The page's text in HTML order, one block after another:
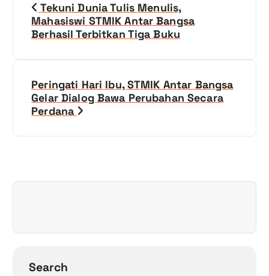
i
o
Tekuni Dunia Tulis Menulis,
Mahasiswi STMIK Antar Bangsa
Berhasil Terbitkan Tiga Buku
Peringati Hari Ibu, STMIK Antar Bangsa
Gelar Dialog Bawa Perubahan Secara
Perdana
Search